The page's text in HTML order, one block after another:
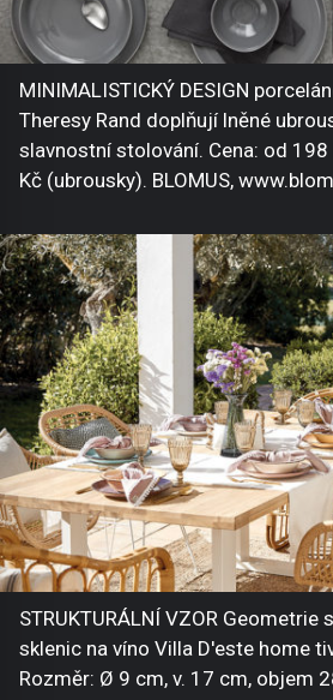
MINIMALISTICKÝ DESIGN
Theresy Rand doplňují lněné
slavnostní stolování. Cena: od
Kč (ubrousky). BLOMUS,
STRUKTURÁLNÍ VZOR
sklenic na víno Villa D'este home
Rozměr: Ø 9 cm, v. 17 cm, objem